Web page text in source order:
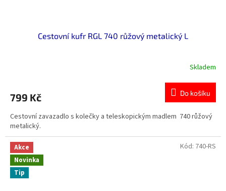
Cestovní kufr RGL 740 růžový metalický L
Skladem
799 Kč Do košíku
Cestovní zavazadlo s kolečky a teleskopickým madlem 740 růžový
metalický.
Akce
Novinka
Tip
Kód: 740-RS